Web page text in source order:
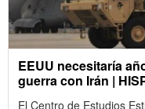
EEUU necesitaría
guerra con Irán |
El Centro de Estudios